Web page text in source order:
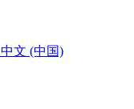
中文 (中国)